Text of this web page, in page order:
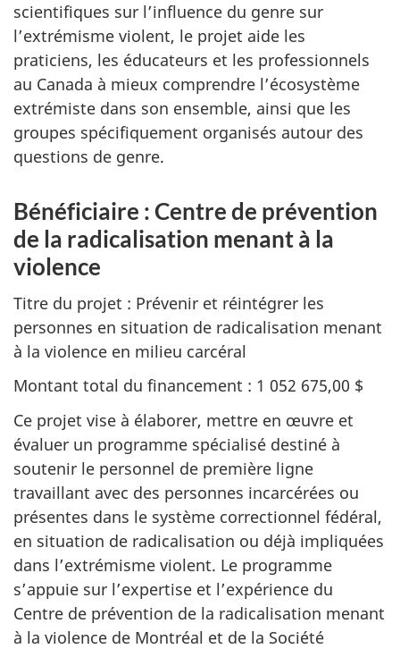
scientifiques sur l’influence du genre sur
l’extrémisme violent, le projet aide les
praticiens, les éducateurs et les professionnels
au Canada à mieux comprendre l’écosystème
extrémiste dans son ensemble, ainsi que les
groupes spécifiquement organisés autour des
questions de genre.
Bénéficiaire : Centre de prévention
de la radicalisation menant à la
violence
Titre du projet : Prévenir et réintégrer les
personnes en situation de radicalisation menant
à la violence en milieu carcéral
Montant total du financement : 1 052 675,00 $
Ce projet vise à élaborer, mettre en œuvre et
évaluer un programme spécialisé destiné à
soutenir le personnel de première ligne
travaillant avec des personnes incarcérées ou
présentes dans le système correctionnel fédéral,
en situation de radicalisation ou déjà impliquées
dans l’extrémisme violent. Le programme
s’appuie sur l’expertise et l’expérience du
Centre de prévention de la radicalisation menant
à la violence de Montréal et de la Société